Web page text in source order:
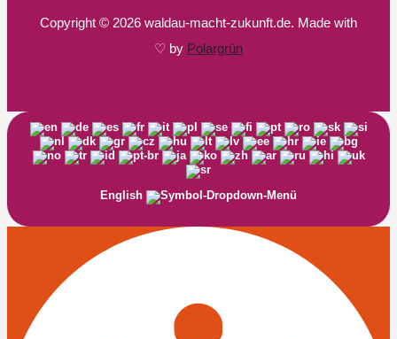
Copyright © 2026 waldau-macht-zukunft.de. Made with
♡ by Polargrün
English